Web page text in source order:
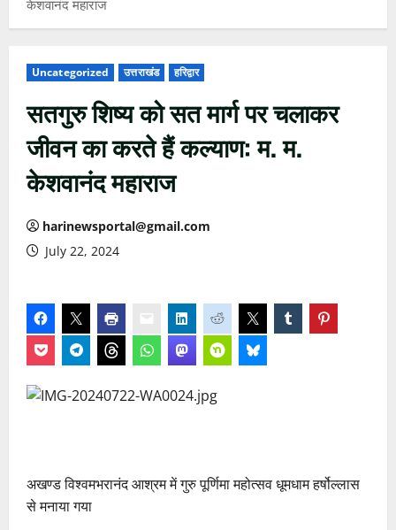
केशवानंद महाराज
Uncategorized उत्तराखंड हरिद्वार
सतगुरु शिष्य को सत मार्ग पर चलाकर
जीवन का करते हैं कल्याण: म. म.
केशवानंद महाराज
harinewsportal@gmail.com
July 22, 2024
अखण्ड विश्वमभरानंद आश्रम में गुरु पूर्णिमा महोत्सव धूमधाम हर्षोल्लास
से मनाया गया